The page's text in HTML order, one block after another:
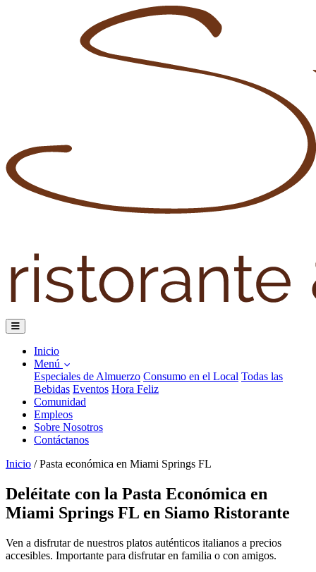
Inicio
Menú
Especiales de Almuerzo Consumo en el Local Todas las
Bebidas Eventos Hora Feliz
Comunidad
Empleos
Sobre Nosotros
Contáctanos
Inicio / Pasta económica en Miami Springs FL
Deléitate con la Pasta Económica en
Miami Springs FL en Siamo Ristorante
Ven a disfrutar de nuestros platos auténticos italianos a precios
accesibles. Importante para disfrutar en familia o con amigos.